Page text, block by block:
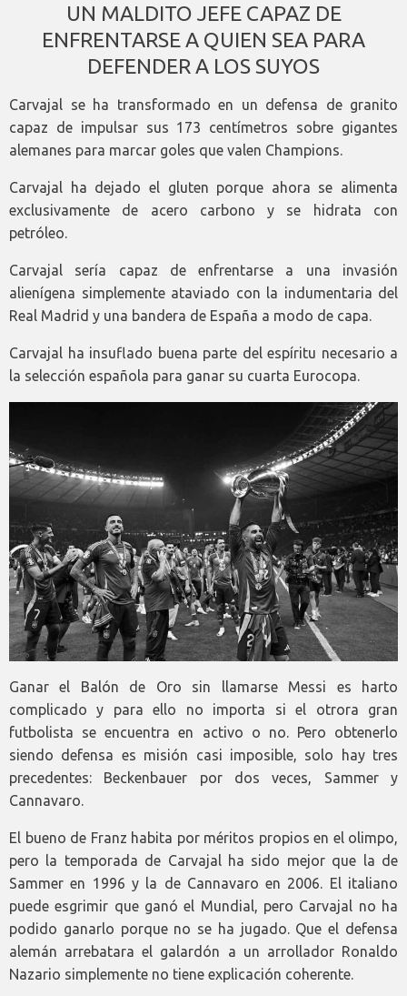
UN MALDITO JEFE CAPAZ DE
ENFRENTARSE A QUIEN SEA PARA
DEFENDER A LOS SUYOS
Carvajal se ha transformado en un defensa de granito
capaz de impulsar sus 173 centímetros sobre gigantes
alemanes para marcar goles que valen Champions.
Carvajal ha dejado el gluten porque ahora se alimenta
exclusivamente de acero carbono y se hidrata con
petróleo.
Carvajal sería capaz de enfrentarse a una invasión
alienígena simplemente ataviado con la indumentaria del
Real Madrid y una bandera de España a modo de capa.
Carvajal ha insuflado buena parte del espíritu necesario a
la selección española para ganar su cuarta Eurocopa.
Ganar el Balón de Oro sin llamarse Messi es harto
complicado y para ello no importa si el otrora gran
futbolista se encuentra en activo o no. Pero obtenerlo
siendo defensa es misión casi imposible, solo hay tres
precedentes: Beckenbauer por dos veces, Sammer y
Cannavaro.
El bueno de Franz habita por méritos propios en el olimpo,
pero la temporada de Carvajal ha sido mejor que la de
Sammer en 1996 y la de Cannavaro en 2006. El italiano
puede esgrimir que ganó el Mundial, pero Carvajal no ha
podido ganarlo porque no se ha jugado. Que el defensa
alemán arrebatara el galardón a un arrollador Ronaldo
Nazario simplemente no tiene explicación coherente.